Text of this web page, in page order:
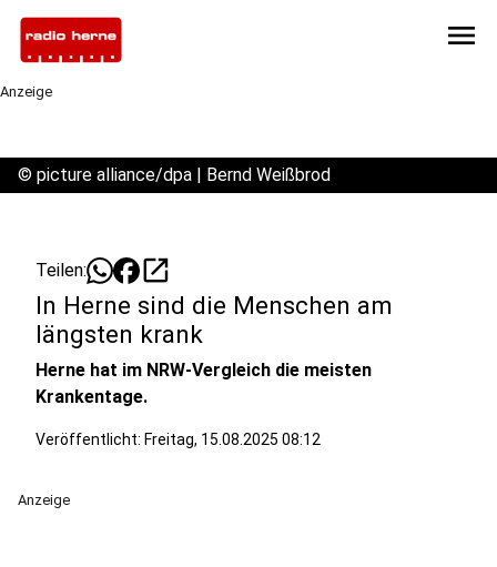
menu
Anzeige
© picture alliance/dpa | Bernd Weißbrod
Teilen: open_in_new
In Herne sind die Menschen am
längsten krank
Herne hat im NRW-Vergleich die meisten
Krankentage.
Veröffentlicht: Freitag, 15.08.2025 08:12
Anzeige